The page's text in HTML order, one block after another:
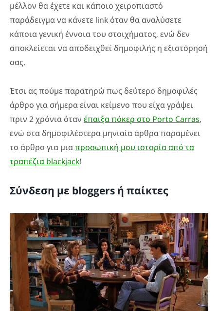
μέλλον θα έχετε και κάποιο χειροπιαστό
παράδειγμα να κάνετε link όταν θα αναλύσετε
κάποια γενική έννοια του στοιχήματος, ενώ δεν
αποκλείεται να αποδειχθεί δημοφιλής η εξιστόρησή
σας.
Έτσι ας πούμε παρατηρώ πως δεύτερο δημοφιλές
άρθρο για σήμερα είναι κείμενο που είχα γράψει
πριν 2 χρόνια όταν έπαιξα πόκερ στο Porto Carras,
ενώ στα δημοφιλέστερα μηνιαία άρθρα παραμένει
το άρθρο για μιαπροσωπική μου ιστορία από τα
τραπέζια blackjack!
Σύνδεση με bloggers ή παίκτες